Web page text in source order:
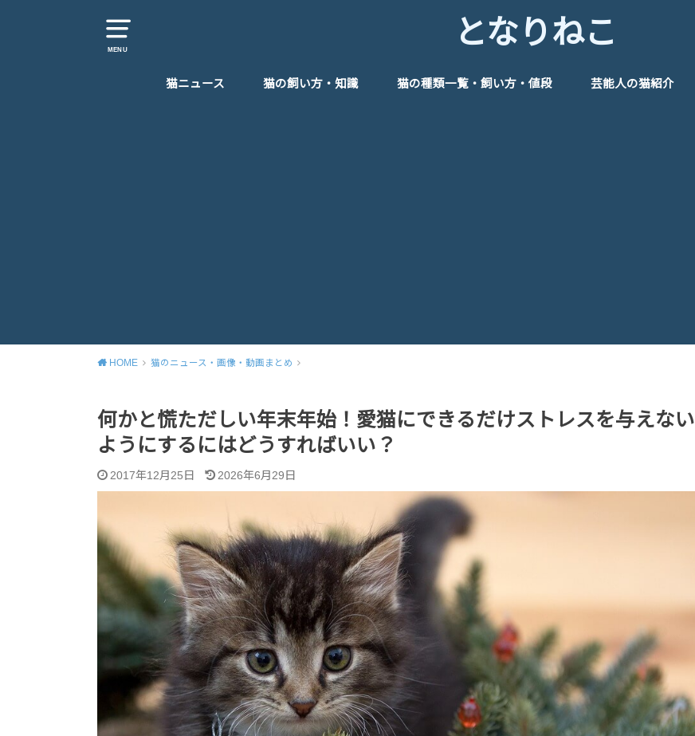
MENU となりねこ
猫ニュース 猫の飼い方・知識 猫の種類一覧・飼い方・値段 芸能人の猫紹介
HOME 猫のニュース・画像・動画まとめ
何かと慌ただしい年末年始！愛猫にできるだけストレスを与えない
ようにするにはどうすればいい？
2017年12月25日 2026年6月29日